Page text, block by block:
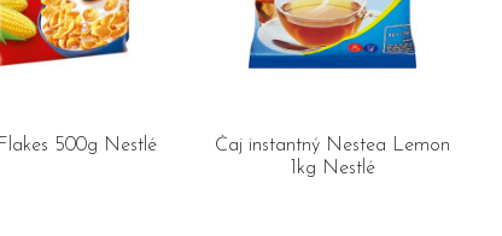
500g Nestlé
Čaj instantný Nestea Lemon
1kg Nestlé